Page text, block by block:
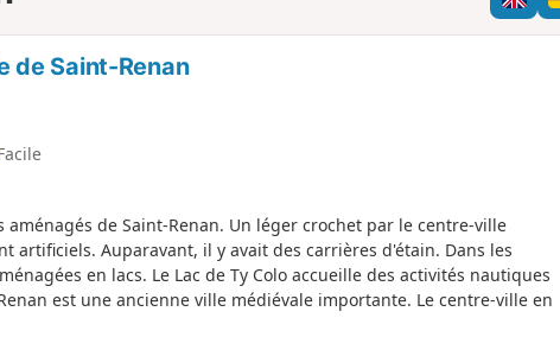
de Saint-Renan
de Saint-Renan. Un léger crochet par le centre-ville
artificiels. Auparavant, il y avait des carrières d'étain. Dans les
en lacs. Le Lac de Ty Colo accueille des activités nautiques
est une ancienne ville médiévale importante. Le centre-ville en